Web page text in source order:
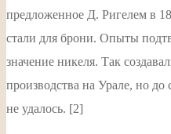
предложенное Д. Ригелем в
стали для брони. Опыты
значение никеля. Так
производства на Урале, но до
не удалось. [2]